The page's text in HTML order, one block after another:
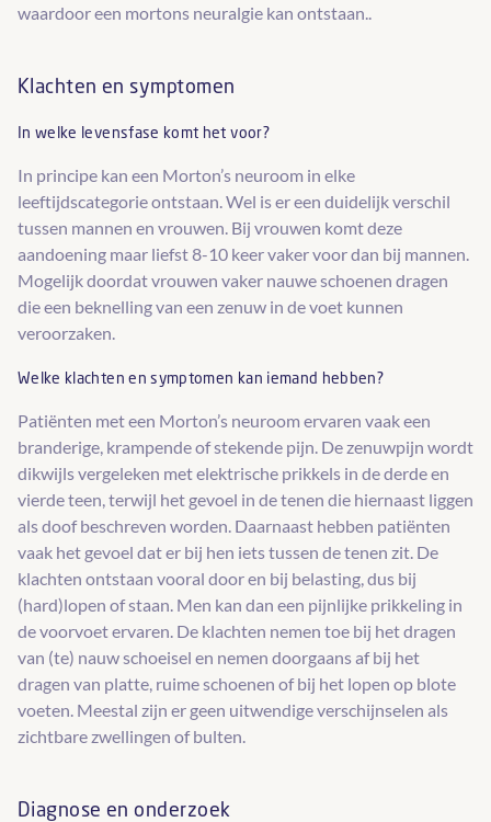
waardoor een mortons neuralgie kan ontstaan..
Klachten en symptomen
In welke levensfase komt het voor?
In principe kan een Morton’s neuroom in elke
leeftijdscategorie ontstaan. Wel is er een duidelijk verschil
tussen mannen en vrouwen. Bij vrouwen komt deze
aandoening maar liefst 8-10 keer vaker voor dan bij mannen.
Mogelijk doordat vrouwen vaker nauwe schoenen dragen
die een beknelling van een zenuw in de voet kunnen
veroorzaken.
Welke klachten en symptomen kan iemand hebben?
Patiënten met een Morton’s neuroom ervaren vaak een
branderige, krampende of stekende pijn. De zenuwpijn wordt
dikwijls vergeleken met elektrische prikkels in de derde en
vierde teen, terwijl het gevoel in de tenen die hiernaast liggen
als doof beschreven worden. Daarnaast hebben patiënten
vaak het gevoel dat er bij hen iets tussen de tenen zit. De
klachten ontstaan vooral door en bij belasting, dus bij
(hard)lopen of staan. Men kan dan een pijnlijke prikkeling in
de voorvoet ervaren. De klachten nemen toe bij het dragen
van (te) nauw schoeisel en nemen doorgaans af bij het
dragen van platte, ruime schoenen of bij het lopen op blote
voeten. Meestal zijn er geen uitwendige verschijnselen als
zichtbare zwellingen of bulten.
Diagnose en onderzoek